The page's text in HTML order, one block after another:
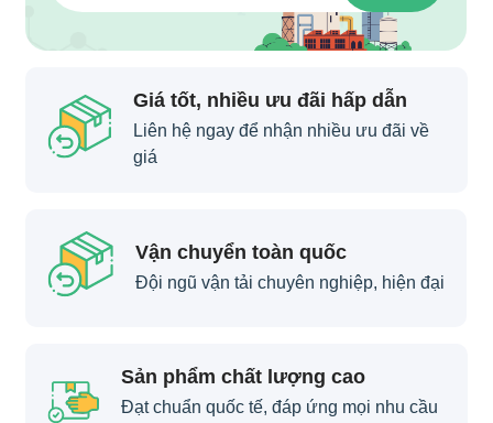
Giá tốt, nhiều ưu đãi hấp dẫn
Liên hệ ngay để nhận nhiều ưu đãi về
giá
Vận chuyển toàn quốc
Đội ngũ vận tải chuyên nghiệp, hiện đại
Sản phẩm chất lượng cao
Đạt chuẩn quốc tế, đáp ứng mọi nhu cầu